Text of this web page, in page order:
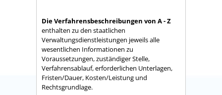
Die Verfahrensbeschreibungen von A - Z
enthalten zu den staatlichen
Verwaltungsdienstleistungen jeweils alle
wesentlichen Informationen zu
Voraussetzungen, zuständiger Stelle,
Verfahrensablauf, erforderlichen Unterlagen,
Fristen/Dauer, Kosten/Leistung und
Rechtsgrundlage.